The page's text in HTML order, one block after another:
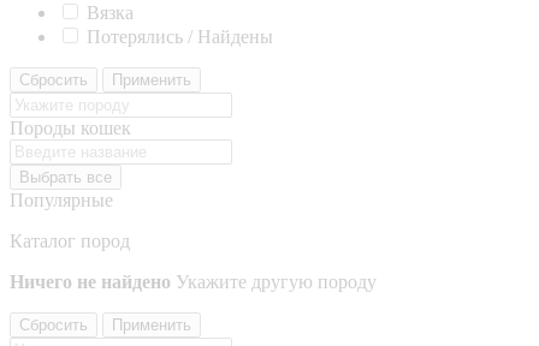
Вязка
Потерялись / Найдены
Сбросить Применить
Породы кошек
Выбрать все
Популярные
Каталог пород
Ничего не найдено Укажите другую породу
Сбросить Применить